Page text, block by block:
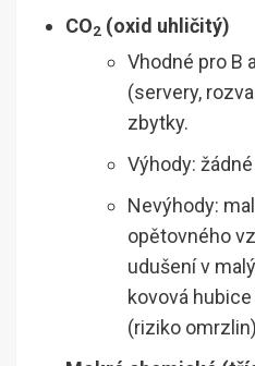
CO2 (oxid uhličitý)
Vhodné pro B
(servery,
zbytky.
Výhody:
Nevýhody:
opětovného
udušení v
kovová
(riziko